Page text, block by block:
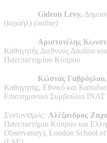
Gideon Levy,
(Ισραήλ) (online)
Αριστοτέλης
Καθηγητής Διεθνούς Δικαίου
Πανεπιστημίου Κύπρου
Κώστας Γαβρόγλου,
Καθηγητής, Εθνικό και
Επιστημονικό Συμβούλιο ΙΝΑΤ
Συντονισμός: Αλέξανδρος
Πανεπιστήμιο Κύπρου και
Observatory), London School